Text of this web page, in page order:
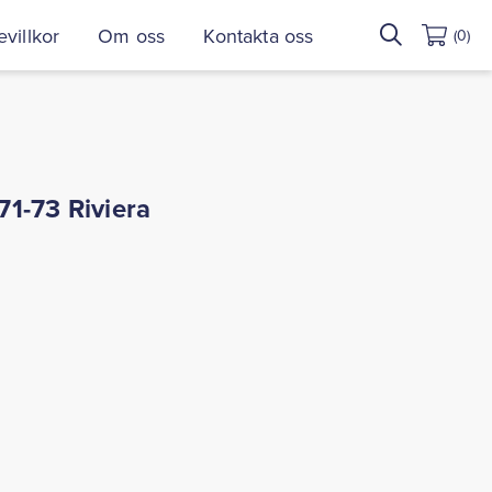
Om oss Kontakta oss
Sök
efter:
(0)
73 Riviera